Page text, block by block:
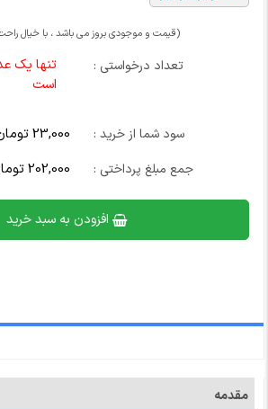
(قیمت و موجودی بروز می باشد ، با خیال
تعداد درخواستی :
تنها یک
است
سود شما از خرید : 23,000 تومان
جمع مبلغ پرداختی : 202,000 تومان
افزودن به سبد خرید
مقدمه